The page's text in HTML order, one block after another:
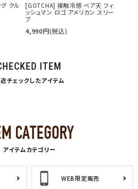
クル
[GOTCHA] 接触冷感 ベア天 フィ
ッシュマン ロゴ アメリカン スリー
ブ
4,990円(税込)
ITEM
チェックしたアイテム
アイテムカテゴリー
WEB限定販売